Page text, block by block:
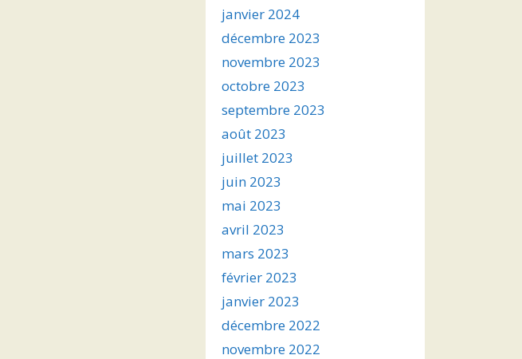
janvier 2024
décembre 2023
novembre 2023
octobre 2023
septembre 2023
août 2023
juillet 2023
juin 2023
mai 2023
avril 2023
mars 2023
février 2023
janvier 2023
décembre 2022
novembre 2022